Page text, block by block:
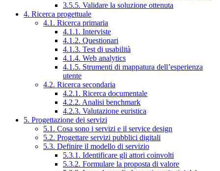
3.5.5. Validare la soluzione ottenuta
4. Ricerca progettuale
4.1. Ricerca primaria
4.1.1. Interviste
4.1.2. Questionari
4.1.3. Test di usabilità
4.1.4. Web analytics
4.1.5. Strumenti di mappatura dell’esperienza
utente
4.2. Ricerca secondaria
4.2.1. Ricerca documentale
4.2.2. Analisi benchmark
4.2.3. Valutazione euristica
5. Progettazione dei servizi
5.1. Cosa sono i servizi e il service design
5.2. Progettare servizi pubblici digitali
5.3. Definire il modello di servizio
5.3.1. Identificare gli attori coinvolti
5.3.2. Formulare la proposta di valore